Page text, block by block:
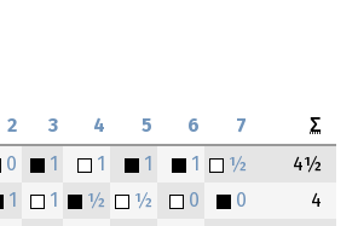
2 3 4 5 6 7 Σ
0 1 1 1 1 ½
4½
1 1 ½ ½ 0 0
4